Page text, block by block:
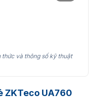
và thông số kỹ thuật
ZKTeco UA760